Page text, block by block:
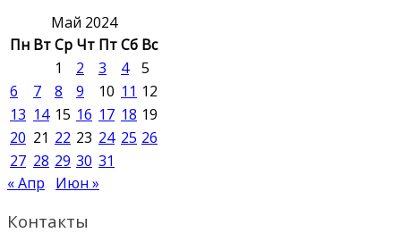
Май 2024
Пн ВтСр Чт ПтСб Вс
1
2 3 4
5
6
7 8 9 10 11 12
13 14 15 16 17 18 19
20 21 22 23 24 25 26
27 28 29 30 31
« Апр
Июн »
Контакты